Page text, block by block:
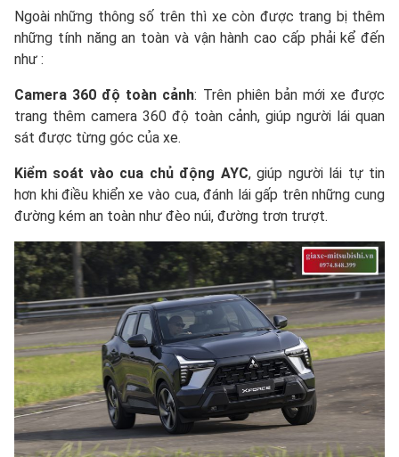
Ngoài những thông số trên thì xe còn được trang bị thêm
những tính năng an toàn và vận hành cao cấp phải kể đến
như :
Camera 360 độ toàn cảnh: Trên phiên bản mới xe được
trang thêm camera 360 độ toàn cảnh, giúp người lái quan
sát được từng góc của xe.
Kiểm soát vào cua chủ động AYC, giúp người lái tự tin
hơn khi điều khiển xe vào cua, đánh lái gấp trên những cung
đường kém an toàn như đèo núi, đường trơn trượt.